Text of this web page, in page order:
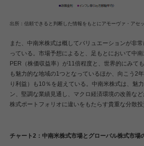
出所：信頼できると判断した情報をもとにアモーヴァ・アセ
また、中南米株式は概してバリュエーションが非
っている。市場予想によると、足もとにおいて中
PER（株価収益率）が11倍程度と、世界的にみて
も魅力的な地域の1つとなっているほか、向こう2
り利益）も10％を超えている。中南米株式は、魅
ン、堅調な業績見通し、マクロ経済環境の改善な
株式ポートフォリオに違いをもたらす貴重な分散投
チャート2：中南米株式市場とグローバル株式市場